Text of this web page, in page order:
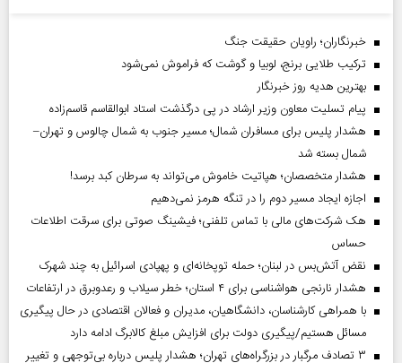
خبرنگاران؛ راویان حقیقت جنگ
ترکیب طلایی برنج، لوبیا و گوشت که فراموش نمی‌شود
بهترین هدیه روز خبرنگار
پیام تسلیت معاون وزیر ارشاد در پی درگذشت استاد ابوالقاسم قاسم‌زاده
هشدار پلیس برای مسافران شمال؛ مسیر جنوب به شمال چالوس و تهران–
شمال بسته شد
هشدار متخصصان؛ هپاتیت خاموش می‌تواند به سرطان کبد برسد!
اجازه ایجاد مسیر دوم را در تنگه هرمز نمی‌دهیم
هک شرکت‌های مالی با تماس تلفنی؛ فیشینگ صوتی برای سرقت اطلاعات
حساس
نقض آتش‌بس در لبنان؛ حمله توپخانه‌ای و پهپادی اسرائیل به چند شهرک
هشدار نارنجی هواشناسی برای ۴ استان؛ خطر سیلاب و رعدوبرق در ارتفاعات
با همراهی کارشناسان، دانشگاهیان، مدیران و فعالان اقتصادی در حال پیگیری
مسائل هستیم/پیگیری دولت برای افزایش مبلغ کالابرگ ادامه دارد
۳ تصادف مرگبار در بزرگراه‌های تهران؛ هشدار پلیس درباره بی‌توجهی و تغییر